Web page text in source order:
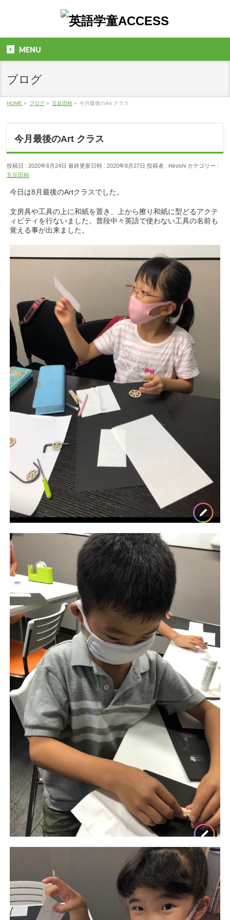
MENU
ブログ
HOME » ブログ » 五反田校 » 今月最後のArt クラス
今月最後のArt クラス
投稿日 : 2020年8月24日 最終更新日時 : 2020年8月27日 投稿者 : Hiroshi カテゴリー :
五反田校
今日は8月最後のArtクラスでした。
文房具や工具の上に和紙を置き、上から擦り和紙に型どるアクテ
ィビティを行ないました。普段中々英語で使わない工具の名前も
覚える事が出来ました。